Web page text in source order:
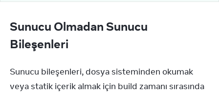
Sunucu Olmadan Sunucu
Bileşenleri
Sunucu bileşenleri, dosya sisteminden okumak
veya statik içerik almak için build zamanı sırasında